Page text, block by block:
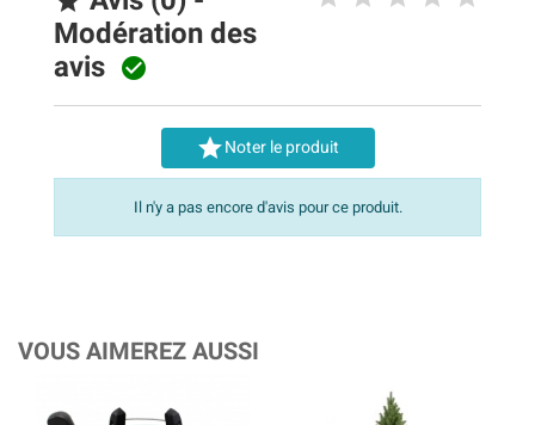
Modération des
avis 
Noter le produit
Il n'y a pas encore d'avis pour ce produit.
VOUS AIMEREZ AUSSI